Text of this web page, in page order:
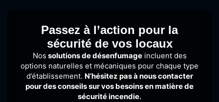
Passez à l’action pour la
sécurité de vos locaux
Nos solutions de désenfumageincluent des
options naturelles et mécaniques pour chaque type
d’établissement. N’hésitez pas à nous contacter
pour des conseilssur vos besoins en matière de
sécurité incendie.